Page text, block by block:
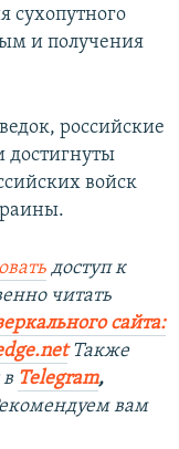
сухопутного
и получения
российские
достигнуты
войск
доступ к
читать
сайта:
Также
Telegram,
вам